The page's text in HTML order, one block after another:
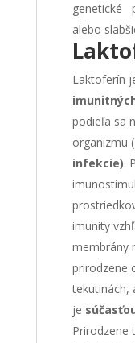
genetické
alebo
Laktoferín
podieľa sa
organizmu (
infekcie).
imunity
membrány
prirodzene
tekutinách,
je
Prirodzene